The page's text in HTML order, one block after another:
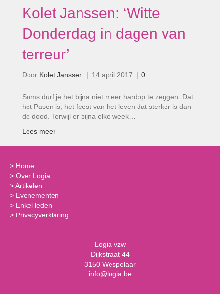
Kolet Janssen: ‘Witte
Donderdag in dagen van
terreur’
Door Kolet Janssen | 14 april 2017 | 0
Soms durf je het bijna niet meer hardop te zeggen. Dat
het Pasen is, het feest van het leven dat sterker is dan
de dood. Terwijl er bijna elke week…
Lees meer
> Home
> Over Logia
>Artikelen
> Evenementen
> Enkel leden
> Privacyverklaring
Logia vzw
Dijkstraat 44
3150 Wespelaar
info@logia.be